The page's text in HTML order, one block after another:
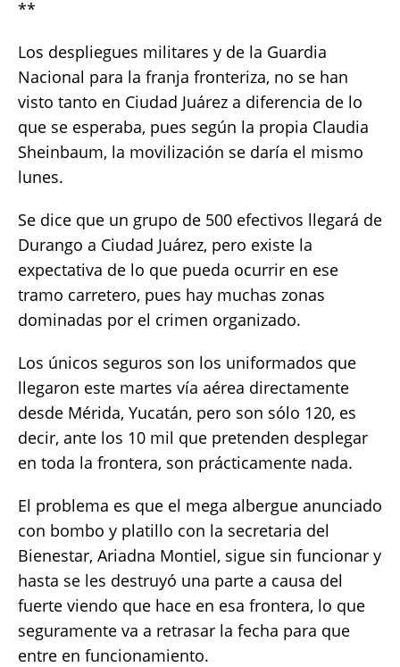
**
Los despliegues militares y de la Guardia
Nacional para la franja fronteriza, no se han
visto tanto en Ciudad Juárez a diferencia de lo
que se esperaba, pues según la propia Claudia
Sheinbaum, la movilización se daría el mismo
lunes.
Se dice que un grupo de 500 efectivos llegará de
Durango a Ciudad Juárez, pero existe la
expectativa de lo que pueda ocurrir en ese
tramo carretero, pues hay muchas zonas
dominadas por el crimen organizado.
Los únicos seguros son los uniformados que
llegaron este martes vía aérea directamente
desde Mérida, Yucatán, pero son sólo 120, es
decir, ante los 10 mil que pretenden desplegar
en toda la frontera, son prácticamente nada.
El problema es que el mega albergue anunciado
con bombo y platillo con la secretaria del
Bienestar, Ariadna Montiel, sigue sin funcionar y
hasta se les destruyó una parte a causa del
fuerte viendo que hace en esa frontera, lo que
seguramente va a retrasar la fecha para que
entre en funcionamiento.